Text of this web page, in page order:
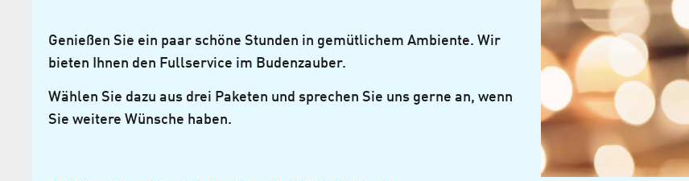
Genießen Sie ein paar schöne Stunden in gemütlichem Ambiente. Wir
bieten Ihnen den Fullservice im Budenzauber.
Wählen Sie dazu aus drei Paketen und sprechen Sie uns gerne an, wenn
Sie weitere Wünsche haben.